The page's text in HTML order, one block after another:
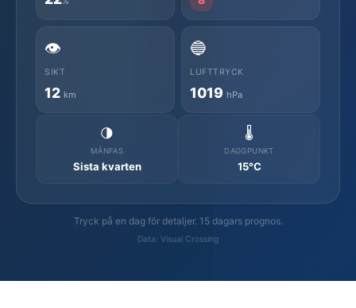
👁️
SIKT
12 km
🔵
LUFTTRYCK
1019 hPa
🌗
MÅNFAS
Sista kvarten
🌡️
DAGGPUNKT
15°C
Tryck på en dag för detaljer. 15 dagars prognos.
Data: Visual Crossing